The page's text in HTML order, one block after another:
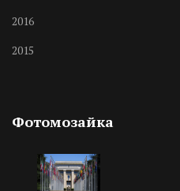
2016
2015
Фотомозайка